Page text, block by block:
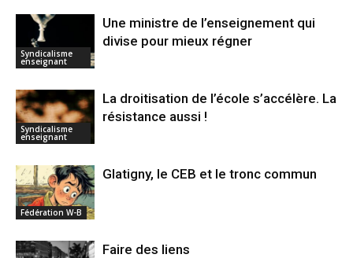
Syndicalisme
enseignant
Une ministre de l’enseignement qui
divise pour mieux régner
Syndicalisme
enseignant
La droitisation de l’école s’accélère. La
résistance aussi !
Fédération W-B
Glatigny, le CEB et le tronc commun
Faire des liens